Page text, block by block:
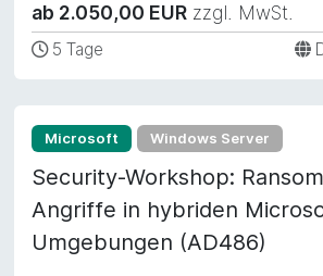
ab 2.050,00 EUR zzgl. MwSt.
5 Tage
Microsoft Windows Server
Security-Workshop:
Angriffe in hybriden
Umgebungen (AD486)